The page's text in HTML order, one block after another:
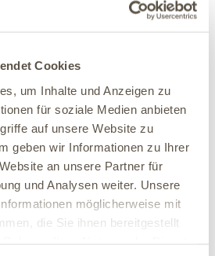
Cookies
um Inhalte und Anzeigen zu
für soziale Medien anbieten
auf unsere Website zu
geben wir Informationen zu Ihrer
an unsere Partner für
und Analysen weiter. Unsere
möglicherweise mit
die Sie ihnen bereitgestellt
von Intesto auf Sun
verträgt sind wir froh das wir
froh das wir von Diät Futter auf
konnten. Lieferung und Service
wird immer pünktlich
klare Weiterempfehlung. Das
ist das es wenig Auswahl
meisten Sorten Fischöl